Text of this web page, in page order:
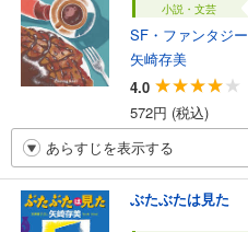
小説・文芸
SF・ファンタジー
矢崎存美
4.0
572円 (税込)
あらすじを表示する
ぶたぶたは見た